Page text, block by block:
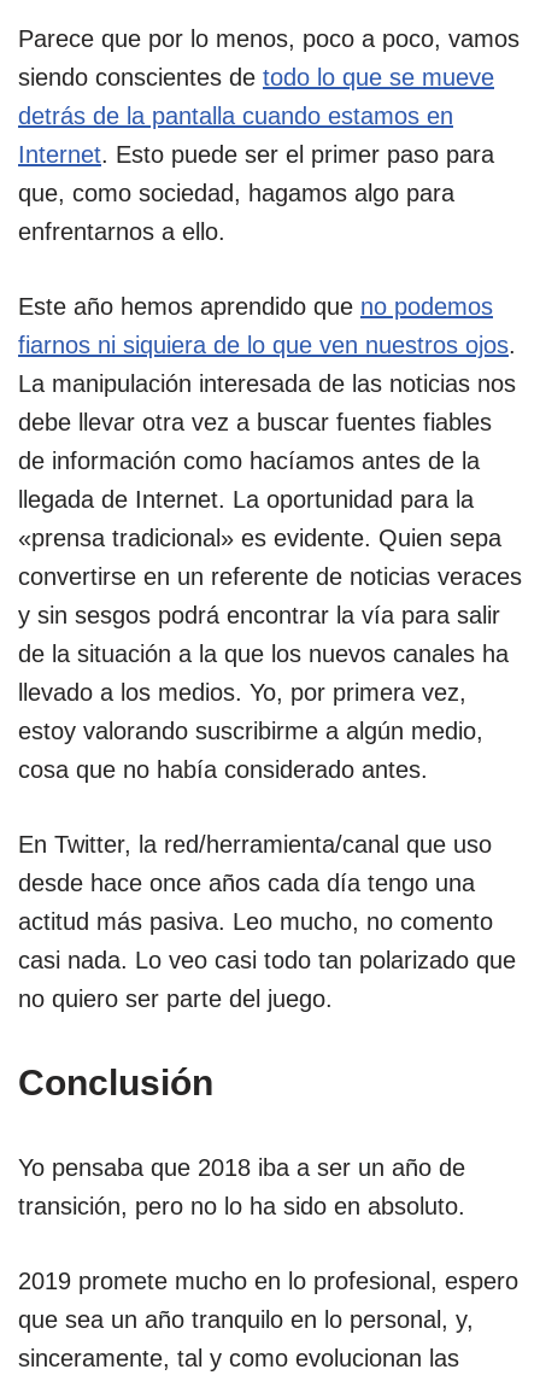
Parece que por lo menos, poco a poco, vamos
siendo conscientes de todo lo que se mueve
detrás de la pantalla cuando estamos en
Internet. Esto puede ser el primer paso para
que, como sociedad, hagamos algo para
enfrentarnos a ello.
Este año hemos aprendido que no podemos
fiarnos ni siquiera de lo que ven nuestros ojos.
La manipulación interesada de las noticias nos
debe llevar otra vez a buscar fuentes fiables
de información como hacíamos antes de la
llegada de Internet. La oportunidad para la
«prensa tradicional» es evidente. Quien sepa
convertirse en un referente de noticias veraces
y sin sesgos podrá encontrar la vía para salir
de la situación a la que los nuevos canales ha
llevado a los medios. Yo, por primera vez,
estoy valorando suscribirme a algún medio,
cosa que no había considerado antes.
En Twitter, la red/herramienta/canal que uso
desde hace once años cada día tengo una
actitud más pasiva. Leo mucho, no comento
casi nada. Lo veo casi todo tan polarizado que
no quiero ser parte del juego.
Conclusión
Yo pensaba que 2018 iba a ser un año de
transición, pero no lo ha sido en absoluto.
2019 promete mucho en lo profesional, espero
que sea un año tranquilo en lo personal, y,
sinceramente, tal y como evolucionan las